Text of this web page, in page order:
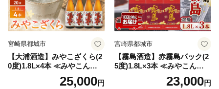
宮崎県都城市
【大浦酒造】みやこざくら(2
0度)1.8L×4本 ≪みやこんじょ
特急便≫_AD-077125,000円
宮崎県都城市
【霧島酒造】赤霧島パック(2
5度)1.8L×3本 ≪みやこんじょ
特急便≫_23-07-K03P-1800-3
23,000円